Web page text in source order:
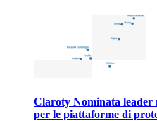
Claroty Nominata
per le piattaforme di